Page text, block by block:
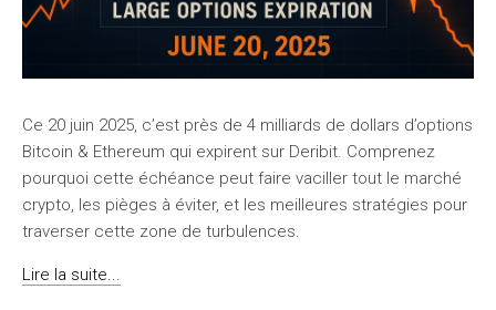
Ce 20 juin 2025, c’est près de 4 milliards de dollars d’options
Bitcoin & Ethereum qui expirent sur Deribit. Comprenez
pourquoi cette échéance peut faire vaciller tout le marché
crypto, les pièges à éviter, et les meilleures stratégies pour
traverser cette zone de turbulences.
Lire la suite...